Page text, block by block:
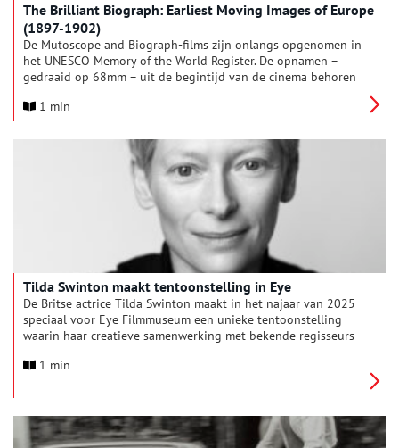
The Brilliant Biograph: Earliest Moving Images of Europe
(1897-1902)
De Mutoscope and Biograph-films zijn onlangs opgenomen in
het UNESCO Memory of the World Register. De opnamen –
gedraaid op 68mm – uit de begintijd van de cinema behoren
filmgeschiedenis.
1 min
Tilda Swinton maakt tentoonstelling in Eye
De Britse actrice Tilda Swinton maakt in het najaar van 2025
speciaal voor Eye Filmmuseum een unieke tentoonstelling
waarin haar creatieve samenwerking met bekende regisseurs
staat. Begin volgend jaar wijdt Eye een expositie aan de
filmmaker Garrett Bradley, winnaar van de Eye Art & Film Prize.
Ook presenteert Eye in 2025 filmprogramma’s rond Akira
1 min